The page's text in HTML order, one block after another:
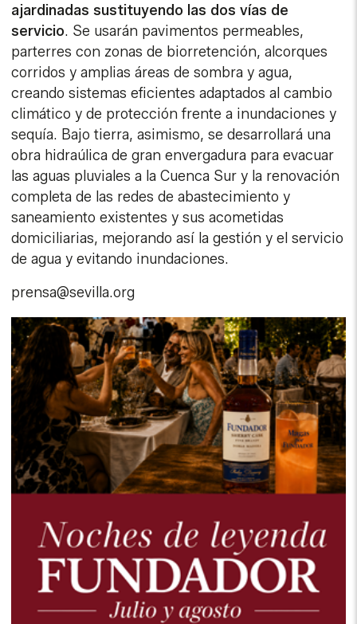
ajardinadas sustituyendo las dos vías de
servicio. Se usarán pavimentos permeables,
parterres con zonas de biorretención, alcorques
corridos y amplias áreas de sombra y agua,
creando sistemas eficientes adaptados al cambio
climático y de protección frente a inundaciones y
sequía. Bajo tierra, asimismo, se desarrollará una
obra hidraúlica de gran envergadura para evacuar
las aguas pluviales a la Cuenca Sur y la renovación
completa de las redes de abastecimiento y
saneamiento existentes y sus acometidas
domiciliarias, mejorando así la gestión y el servicio
de agua y evitando inundaciones.
prensa@sevilla.org